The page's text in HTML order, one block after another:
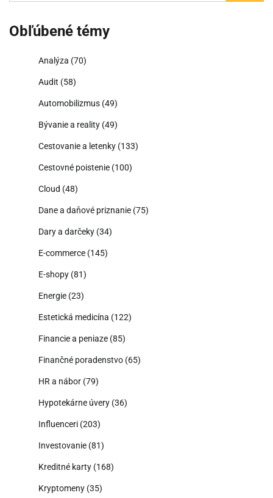
Obľúbené témy
Analýza (70)
Audit (58)
Automobilizmus (49)
Bývanie a reality (49)
Cestovanie a letenky (133)
Cestovné poistenie (100)
Cloud (48)
Dane a daňové priznanie (75)
Dary a darčeky (34)
E-commerce (145)
E-shopy (81)
Energie (23)
Estetická medicína (122)
Financie a peniaze (85)
Finančné poradenstvo (65)
HR a nábor (79)
Hypotekárne úvery (36)
Influenceri (203)
Investovanie (81)
Kreditné karty (168)
Kryptomeny (35)